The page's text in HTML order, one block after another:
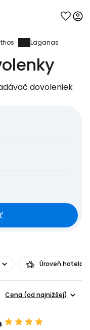
Laganas
dovoleniek
Úroveň hotela
Cena (od najnižšej)